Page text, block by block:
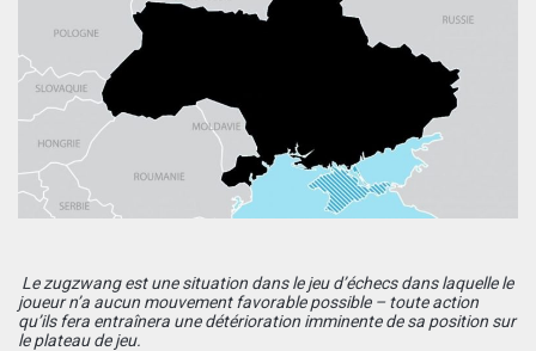
Le zugzwang est une situation dans le jeu d’échecs dans laquelle le
joueur n’a aucun mouvement favorable possible – toute action
qu’ils fera entraînera une détérioration imminente de sa position sur
le plateau de jeu.